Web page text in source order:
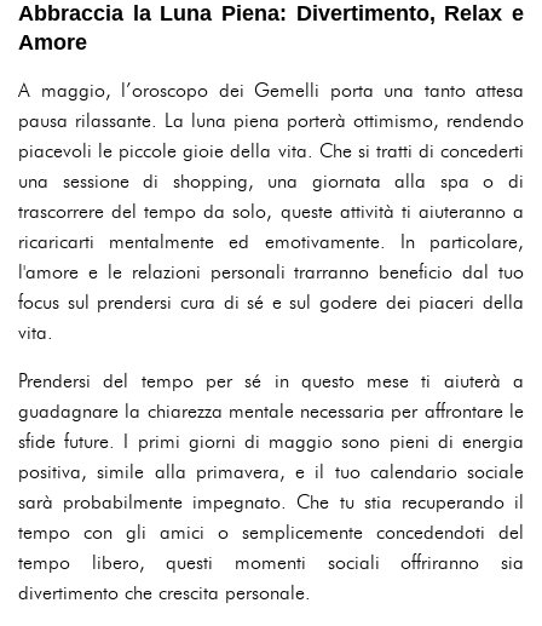
Abbraccia la Luna Piena: Divertimento, Relax e
Amore
A maggio, l’oroscopo dei Gemelli porta una tanto attesa
pausa rilassante. La luna piena porterà ottimismo, rendendo
piacevoli le piccole gioie della vita. Che si tratti di concederti
una sessione di shopping, una giornata alla spa o di
trascorrere del tempo da solo, queste attività ti aiuteranno a
ricaricarti mentalmente ed emotivamente. In particolare,
l'amore e le relazioni personali trarranno beneficio dal tuo
focus sul prendersi cura di sé e sul godere dei piaceri della
vita.
Prendersi del tempo per sé in questo mese ti aiuterà a
guadagnare la chiarezza mentale necessaria per affrontare le
sfide future. I primi giorni di maggio sono pieni di energia
positiva, simile alla primavera, e il tuo calendario sociale
sarà probabilmente impegnato. Che tu stia recuperando il
tempo con gli amici o semplicemente concedendoti del
tempo libero, questi momenti sociali offriranno sia
divertimento che crescita personale.